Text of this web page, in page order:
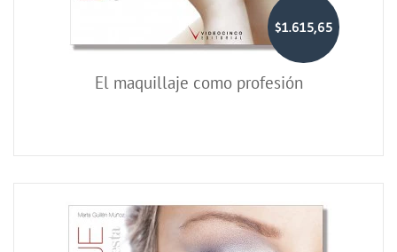
$1.615,65
El maquillaje como profesión